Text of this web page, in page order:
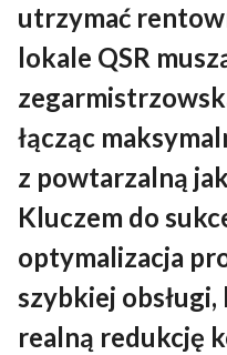
utrzymać
lokale QSR
łącząc
z powtarzalną
Kluczem do
optymalizacja
szybkiej
realną redukcję